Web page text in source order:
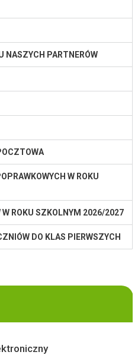
NASZYCH PARTNERÓW
W ROKU
ROKU SZKOLNYM 2026/2027
DO KLAS PIERWSZYCH